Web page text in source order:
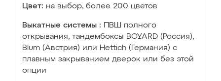
Цвет: на выбор, более 200 цветов
Выкатные системы :
ПВШ полного
открывания, тандембоксы BOYARD (Россия),
Blum (Австрия) или Hettich (Германия) с
плавным закрыванием дверок или без этой
опции